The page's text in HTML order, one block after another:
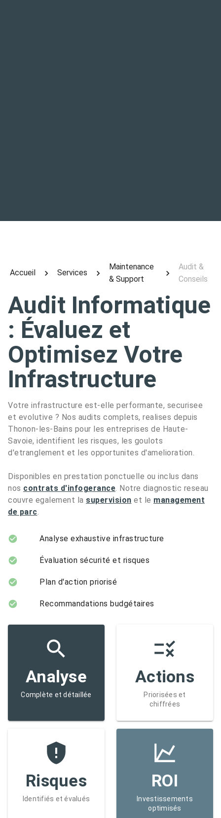
Accueil Services
Maintenance
& Support
Audit &
Conseils
Audit Informatique
: Évaluez et
Optimisez Votre
Infrastructure
Votre infrastructure est-elle performante, securisee
et evolutive ? Nos audits complets, realises depuis
Thonon-les-Bains pour les entreprises de Haute-
Savoie, identifient les risques, les goulots
d'etranglement et les opportunites d'amelioration.
Disponibles en prestation ponctuelle ou inclus dans
nos contrats d'infogerance . Notre diagnostic reseau
couvre egalement la supervision et le management
de parc
Analyse exhaustive infrastructure
Évaluation sécurité et risques
Plan d'action priorisé
Recommandations budgétaires
Analyse
Complète et détaillée
Risques
Identifiés et évalués
Actions
Priorisées et
chiffrées
ROI
Investissements
optimisés